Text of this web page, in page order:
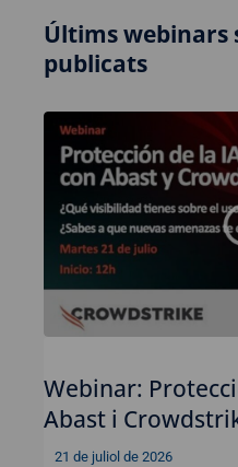
Últims webinars
publicats
Webinar:
Abast i
21 de juliol de 2026